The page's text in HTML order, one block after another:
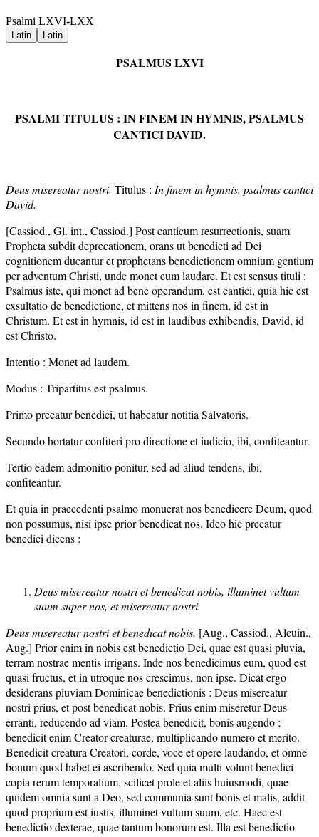
Psalmi LXVI-LXX
Latin Latin
PSALMUS LXVI
PSALMI TITULUS : IN FINEM IN HYMNIS, PSALMUS
CANTICI DAVID.
Deus misereatur nostri. Titulus : In finem in hymnis, psalmus cantici
David.
[Cassiod., Gl. int., Cassiod.] Post canticum resurrectionis, suam
Propheta subdit deprecationem, orans ut benedicti ad Dei
cognitionem ducantur et prophetans benedictionem omnium gentium
per adventum Christi, unde monet eum laudare. Et est sensus tituli :
Psalmus iste, qui monet ad bene operandum, est cantici, quia hic est
exsultatio de benedictione, et mittens nos in finem, id est in
Christum. Et est in hymnis, id est in laudibus exhibendis, David, id
est Christo.
Intentio : Monet ad laudem.
Modus : Tripartitus est psalmus.
Primo precatur benedici, ut habeatur notitia Salvatoris.
Secundo hortatur confiteri pro directione et iudicio, ibi, confiteantur.
Tertio eadem admonitio ponitur, sed ad aliud tendens, ibi,
confiteantur.
Et quia in praecedenti psalmo monuerat nos benedicere Deum, quod
non possumus, nisi ipse prior benedicat nos. Ideo hic precatur
benedici dicens :
Deus misereatur nostri et benedicat nobis, illuminet vultum
suum super nos, et misereatur nostri.
Deus misereatur nostri et benedicat nobis. [Aug., Cassiod., Alcuin.,
Aug.] Prior enim in nobis est benedictio Dei, quae est quasi pluvia,
terram nostrae mentis irrigans. Inde nos benedicimus eum, quod est
quasi fructus, et in utroque nos crescimus, non ipse. Dicat ergo
desiderans pluviam Dominicae benedictionis : Deus misereatur
nostri prius, et post benedicat nobis. Prius enim miseretur Deus
erranti, reducendo ad viam. Postea benedicit, bonis augendo ;
benedicit enim Creator creaturae, multiplicando numero et merito.
Benedicit creatura Creatori, corde, voce et opere laudando, et omne
bonum quod habet ei ascribendo. Sed quia multi volunt benedici
copia rerum temporalium, scilicet prole et aliis huiusmodi, quae
quidem omnia sunt a Deo, sed communia sunt bonis et malis, addit
quod proprium est iustis, illuminet vultum suum, etc. Haec est
benedictio dexterae, quae tantum bonorum est. Illa est benedictio